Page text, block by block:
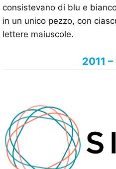
consistevano di blu e
in un unico pezzo, con
lettere maiuscole.
2011